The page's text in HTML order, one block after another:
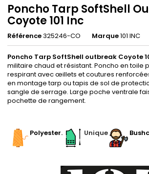
Poncho Tarp SoftShell
Coyote 101 Inc
Référence325246-CO Marque101 INC
Poncho Tarp SoftShell outbreak Coyote
militaire chaud et résistant. Poncho en toile
respirant avec œillets et coutures
en montage tarp ou tapis de sol de
sangle de serrage. Large poche ventrale
pochette de rangement.
Polyester.
Unique